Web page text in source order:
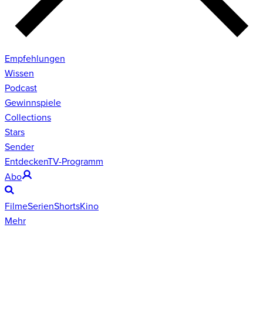
Empfehlungen
Wissen
Podcast
Gewinnspiele
Collections
Stars
Sender
EntdeckenTV-Programm
Abo
FilmeSerienShortsKino
Mehr